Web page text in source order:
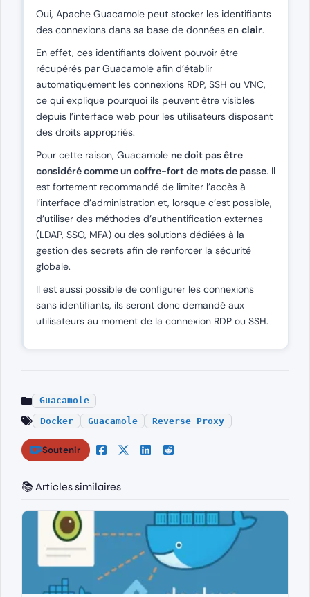
Oui, Apache Guacamole peut stocker les identifiants
des connexions dans sa base de données en clair.
En effet, ces identifiants doivent pouvoir être
récupérés par Guacamole afin d’établir
automatiquement les connexions RDP, SSH ou VNC,
ce qui explique pourquoi ils peuvent être visibles
depuis l’interface web pour les utilisateurs disposant
des droits appropriés.
Pour cette raison, Guacamole ne doit pas être
considéré comme un coffre-fort de mots de passe. Il
est fortement recommandé de limiter l’accès à
l’interface d’administration et, lorsque c’est possible,
d’utiliser des méthodes d’authentification externes
(LDAP, SSO, MFA) ou des solutions dédiées à la
gestion des secrets afin de renforcer la sécurité
globale.
Il est aussi possible de configurer les connexions
sans identifiants, ils seront donc demandé aux
utilisateurs au moment de la connexion RDP ou SSH.
Guacamole
Docker
Guacamole Reverse Proxy
Soutenir
📚 Articles similaires